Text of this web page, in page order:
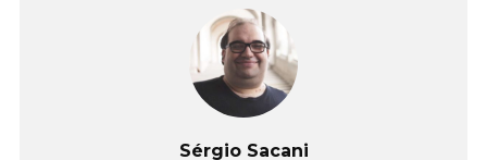
Sérgio Sacani